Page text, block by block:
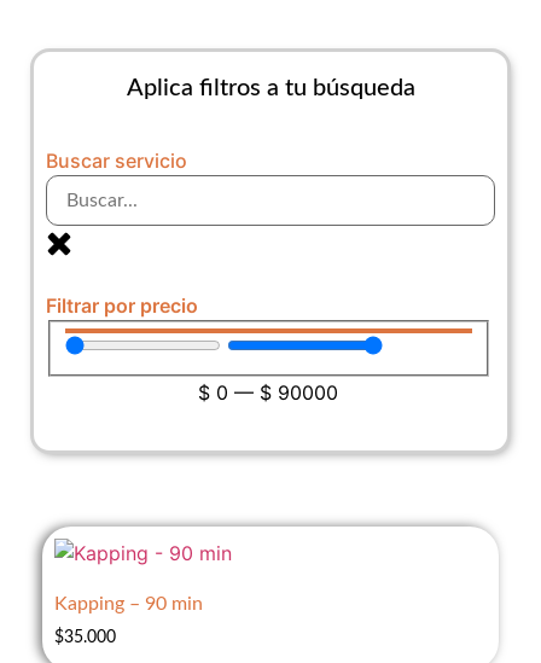
Aplica filtros a tu búsqueda
Buscar servicio
Filtrar por precio
$ 0— $ 90000
Kapping – 90 min
$35.000